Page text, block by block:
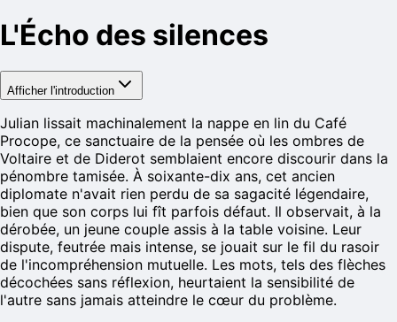
L'Écho des silences
Afficher l'introduction
Julian lissait machinalement la nappe en lin du Café
Procope, ce sanctuaire de la pensée où les ombres de
Voltaire et de Diderot semblaient encore discourir dans la
pénombre tamisée. À soixante-dix ans, cet ancien
diplomate n'avait rien perdu de sa sagacité légendaire,
bien que son corps lui fît parfois défaut. Il observait, à la
dérobée, un jeune couple assis à la table voisine. Leur
dispute, feutrée mais intense, se jouait sur le fil du rasoir
de l'incompréhension mutuelle. Les mots, tels des flèches
décochées sans réflexion, heurtaient la sensibilité de
l'autre sans jamais atteindre le cœur du problème.